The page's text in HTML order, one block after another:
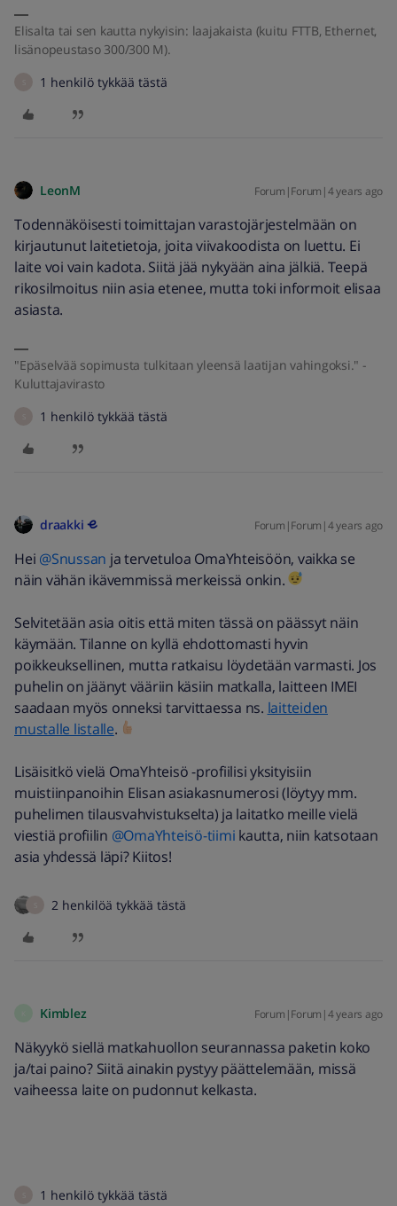
Elisalta tai sen kautta nykyisin: laajakaista (kuitu FTTB, Ethernet,
lisänopeustaso 300/300 M).
1 henkilö tykkää tästä
LeonM Forum|Forum|4 years ago
Todennäköisesti toimittajan varastojärjestelmään on
kirjautunut laitetietoja, joita viivakoodista on luettu. Ei
laite voi vain kadota. Siitä jää nykyään aina jälkiä. Teepä
rikosilmoitus niin asia etenee, mutta toki informoit elisaa
asiasta.
"Epäselvää sopimusta tulkitaan yleensä laatijan vahingoksi." -
Kuluttajavirasto
1 henkilö tykkää tästä
draakki Forum|Forum|4 years ago
Hei @Snussan ja tervetuloa OmaYhteisöön, vaikka se
näin vähän ikävemmissä merkeissä onkin.
Selvitetään asia oitis että miten tässä on päässyt näin
käymään. Tilanne on kyllä ehdottomasti hyvin
poikkeuksellinen, mutta ratkaisu löydetään varmasti. Jos
puhelin on jäänyt vääriin käsiin matkalla, laitteen IMEI
saadaan myös onneksi tarvittaessa ns. laitteiden
mustalle listalle.
Lisäisitkö vielä OmaYhteisö -profiilisi yksityisiin
muistiinpanoihin Elisan asiakasnumerosi (löytyy mm.
puhelimen tilausvahvistukselta) ja laitatko meille vielä
viestiä profiilin @OmaYhteisö-tiimi kautta, niin katsotaan
asia yhdessä läpi? Kiitos!
2 henkilöä tykkää tästä
Kimblez Forum|Forum|4 years ago
Näkyykö siellä matkahuollon seurannassa paketin koko
ja/tai paino? Siitä ainakin pystyy päättelemään, missä
vaiheessa laite on pudonnut kelkasta.
1 henkilö tykkää tästä